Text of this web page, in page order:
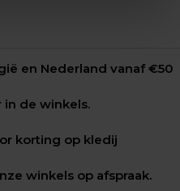
en Nederland vanaf €50
in de winkels.
korting op kledij
winkels op afspraak.